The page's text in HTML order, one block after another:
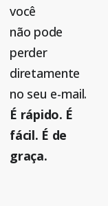
você
não pode
perder
diretamente
no seu e-mail.
É rápido. É
fácil. É de
graça.